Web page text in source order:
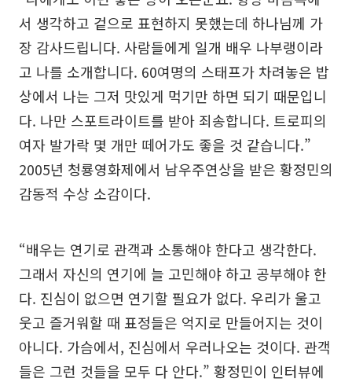
서 생각하고 겉으로 표현하지 못했는데 하나님께 가
장 감사드립니다. 사람들에게 일개 배우 나부랭이라
고 나를 소개합니다. 60여명의 스태프가 차려놓은 밥
상에서 나는 그저 맛있게 먹기만 하면 되기 때문입니
다. 나만 스포트라이트를 받아 죄송합니다. 트로피의
여자 발가락 몇 개만 떼어가도 좋을 것 같습니다.”
2005년 청룡영화제에서 남우주연상을 받은 황정민의
감동적 수상 소감이다.
“배우는 연기로 관객과 소통해야 한다고 생각한다.
그래서 자신의 연기에 늘 고민해야 하고 공부해야 한
다. 진심이 없으면 연기할 필요가 없다. 우리가 울고
웃고 즐거워할 때 표정들은 억지로 만들어지는 것이
아니다. 가슴에서, 진심에서 우러나오는 것이다. 관객
들은 그런 것들을 모두 다 안다.” 황정민이 인터뷰에